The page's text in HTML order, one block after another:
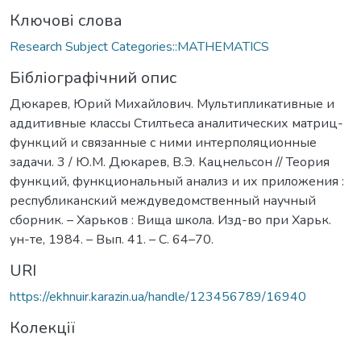
Ключові слова
Research Subject Categories::MATHEMATICS
Бібліографічний опис
Дюкарев, Юрий Михайлович. Мультипликативные и
аддитивные классы Стилтьеса аналитических матриц-
функций и связанные с ними интерполяционные
задачи. 3 / Ю.М. Дюкарев, В.Э. Кацнельсон // Теория
функций, функциональный анализ и их приложения :
республиканский междуведомственный научный
сборник. – Харьков : Вища школа. Изд-во при Харьк.
ун-те, 1984. – Вып. 41. – С. 64–70.
URI
https://ekhnuir.karazin.ua/handle/123456789/16940
Колекції